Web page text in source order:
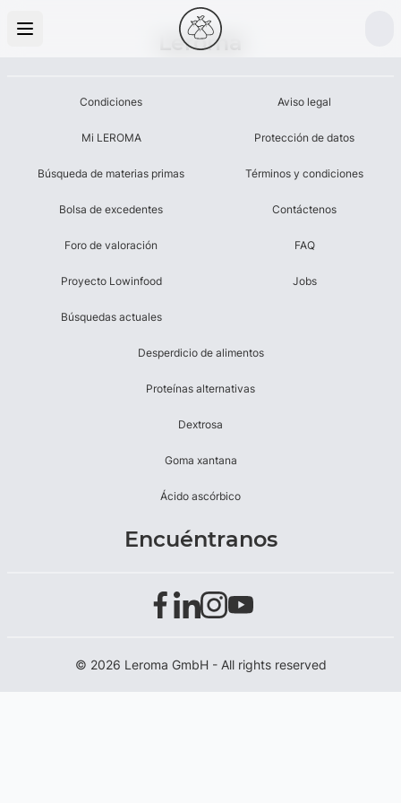
Leroma
Condiciones
Mi LEROMA
Búsqueda de materias primas
Bolsa de excedentes
Foro de valoración
Proyecto Lowinfood
Búsquedas actuales
Aviso legal
Protección de datos
Términos y condiciones
Contáctenos
FAQ
Jobs
Desperdicio de alimentos
Proteínas alternativas
Dextrosa
Goma xantana
Ácido ascórbico
Encuéntranos
© 2026 Leroma GmbH - All rights reserved